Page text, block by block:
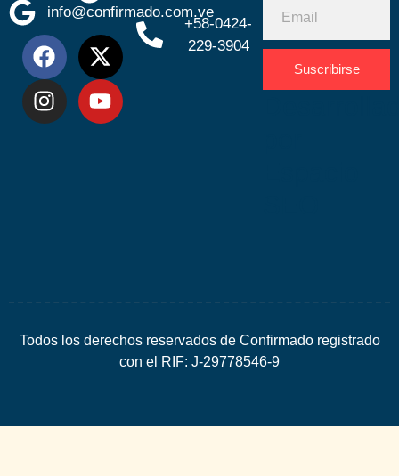
info@confirmado.com.ve
+58-0424-
229-3904
Suscribirse
Todos los derechos reservados de Confirmado registrado
con el RIF: J-29778546-9